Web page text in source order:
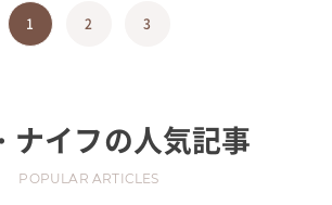
1 2 3
ナイフの人気記事
POPULAR ARTICLES